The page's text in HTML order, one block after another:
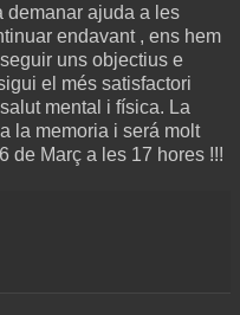
demanar ajuda a les
endavant , ens hem
uns objectius e
el més satisfactori
mental i física. La
la memoria i será molt
de Març a les 17 hores !!!